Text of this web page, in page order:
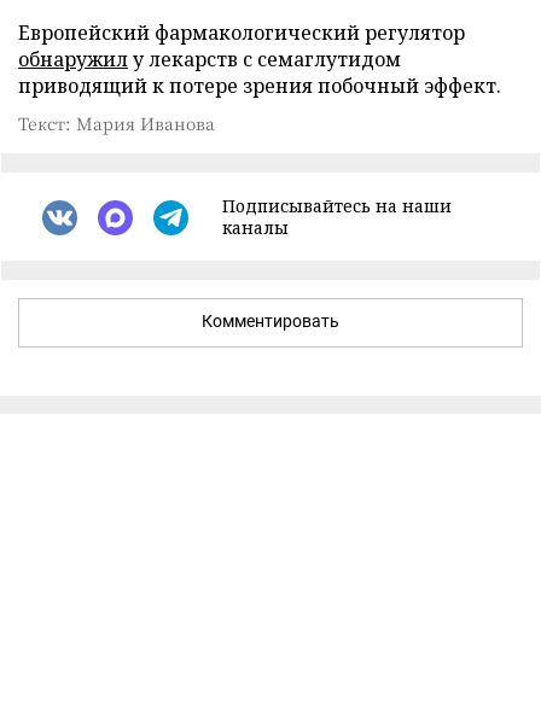
Европейский фармакологический регулятор
обнаружилу лекарств с семаглутидом
приводящий к потере зрения побочный эффект.
Текст: Мария Иванова
Подписывайтесь на наши
каналы
Комментировать